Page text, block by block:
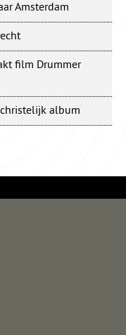
Amsterdam
film Drummer
album